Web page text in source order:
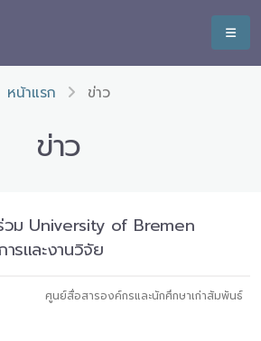
หน้าแรก ข่าว
ข่าว
วม University of Bremen
รและงานวิจัย
ศูนย์สื่อสารองค์กรและนักศึกษาเก่าสัมพันธ์